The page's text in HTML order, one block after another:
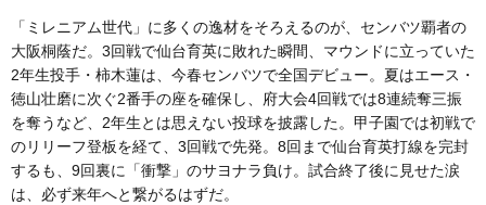
「ミレニアム世代」に多くの逸材をそろえるのが、センバツ覇者の
大阪桐蔭だ。3回戦で仙台育英に敗れた瞬間、マウンドに立っていた
2年生投手・柿木蓮は、今春センバツで全国デビュー。夏はエース・
徳山壮磨に次ぐ2番手の座を確保し、府大会4回戦では8連続奪三振
を奪うなど、2年生とは思えない投球を披露した。甲子園では初戦で
のリリーフ登板を経て、3回戦で先発。8回まで仙台育英打線を完封
するも、9回裏に「衝撃」のサヨナラ負け。試合終了後に見せた涙
は、必ず来年へと繋がるはずだ。